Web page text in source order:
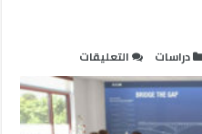
دراسات التعليقات
خطة
دمج
المدرسة